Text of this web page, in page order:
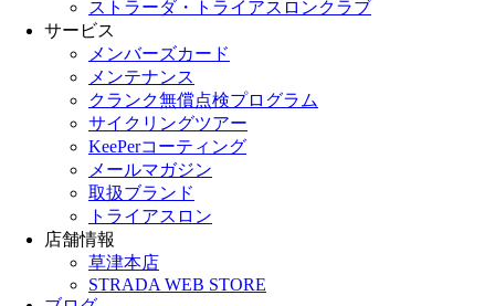
ストラーダ・トライアスロンクラブ
サービス
メンバーズカード
メンテナンス
クランク無償点検プログラム
サイクリングツアー
KeePerコーティング
メールマガジン
取扱ブランド
トライアスロン
店舗情報
草津本店
STRADA WEB STORE